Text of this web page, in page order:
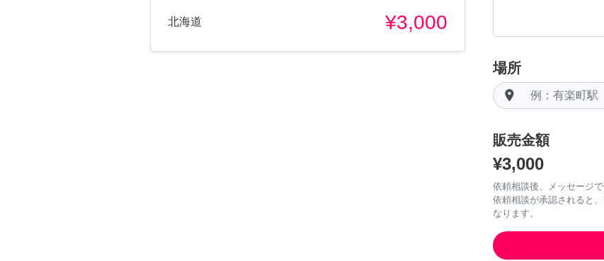
北海道 ¥3,000
場所
room
販売金額
¥3,000
依頼相談後、メッセージ
依頼相談が承認されると
なります。